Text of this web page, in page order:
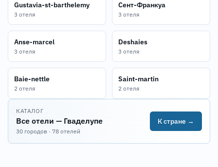
Gustavia-st-barthelemy
3 отеля
Сент-Франкуа
3 отеля
Anse-marcel
3 отеля
Deshaies
3 отеля
Baie-nettle
2 отеля
Saint-martin
2 отеля
КАТАЛОГ
Все отели — Гваделупе
30 городов · 78 отелей
К стране →